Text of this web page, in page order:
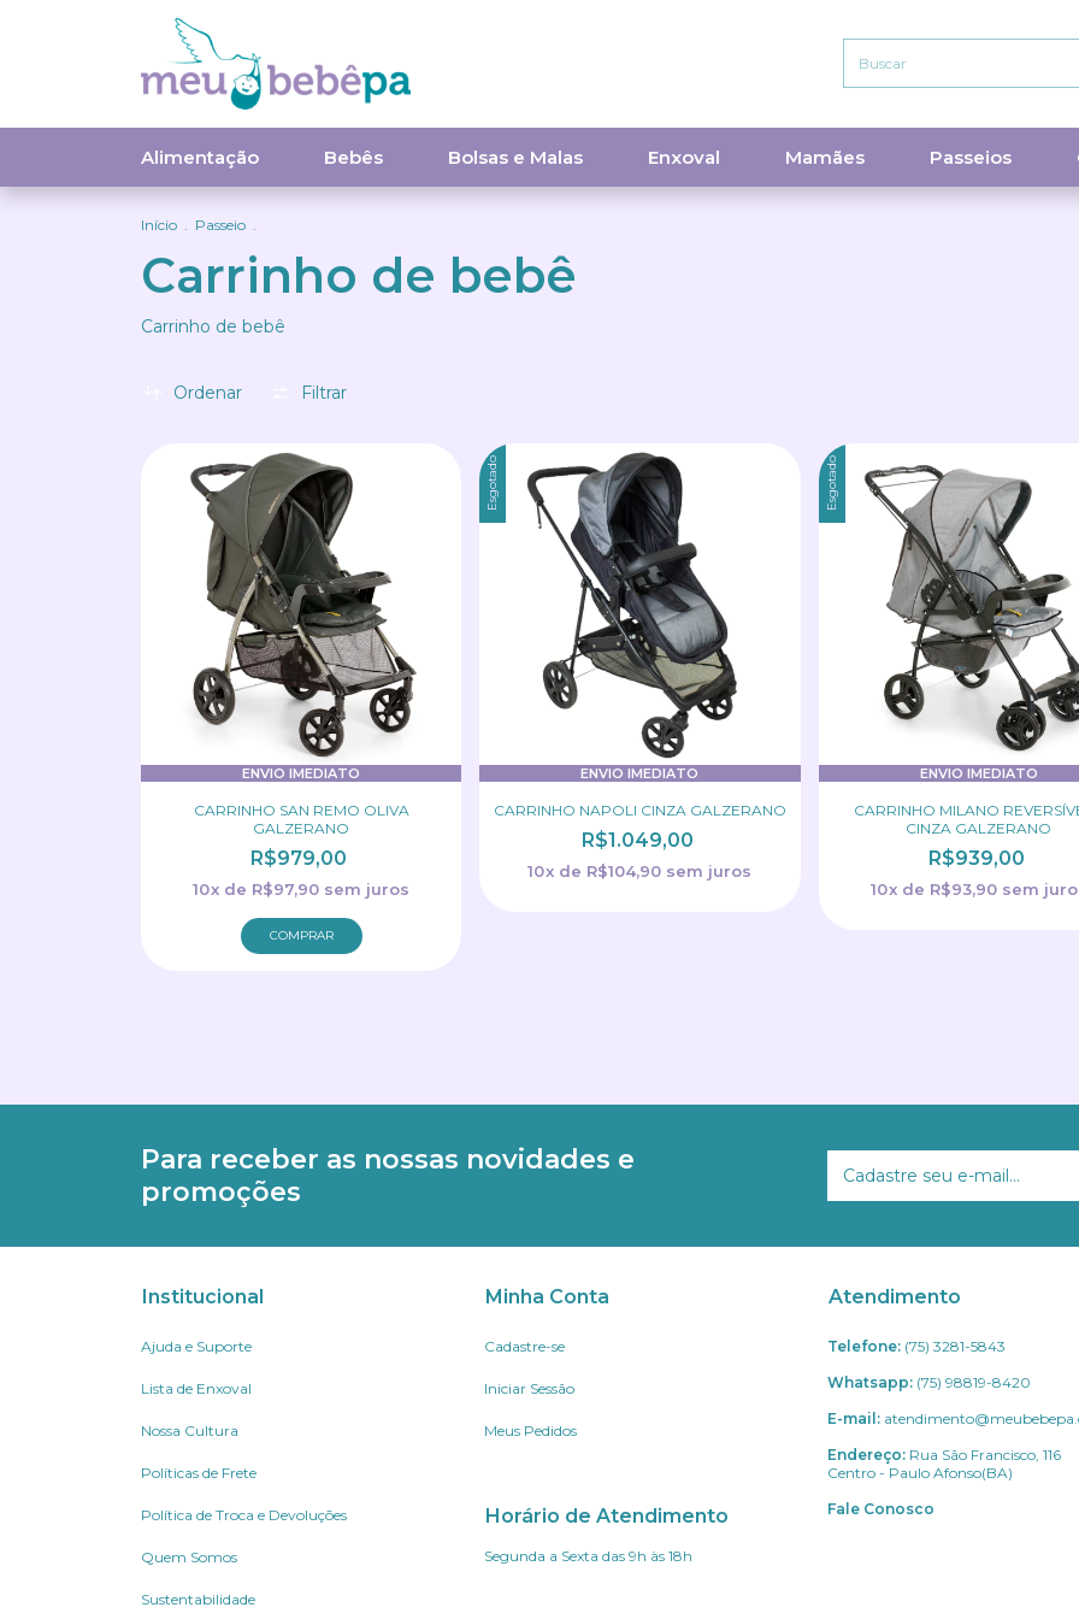
Alimentação Bebês Bolsas e Malas Enxoval Mamães Passeios
Início Passeio
Carrinho de bebê
Carrinho de bebê
Ordenar Filtrar
ENVIO IMEDIATO
CARRINHO SAN REMO OLIVA
GALZERANO
R$979,00
10x de R$97,90 sem juros
Esgotado
ENVIO IMEDIATO
CARRINHO NAPOLI CINZA GALZERANO
R$1.049,00
10x de R$104,90 sem juros
Esgotado
ENVIO IMEDIATO
CARRINHO MILANO
CINZA GALZERANO
R$939,00
10x de R$93,90 sem
Para receber as nossas novidades e
promoções
Institucional
Ajuda e Suporte
Lista de Enxoval
Nossa Cultura
Políticas de Frete
Política de Troca e Devoluções
Quem Somos
Sustentabilidade
Minha Conta
Cadastre-se
Iniciar Sessão
Meus Pedidos
Horário de Atendimento
Segunda a Sexta das 9h às 18h
Atendimento
Telefone: (75) 3281-5843
Whatsapp: (75) 98819-8420
E-mail:
Endereço: Rua São Francisco, 116
Centro - Paulo Afonso(BA)
Fale Conosco